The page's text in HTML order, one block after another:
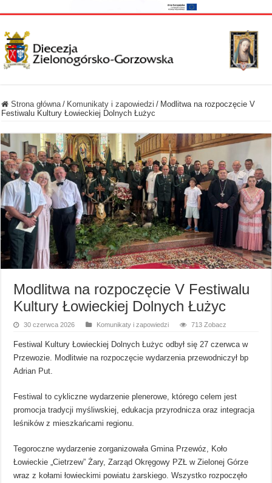
Strona główna / Komunikaty i zapowiedzi / Modlitwa na rozpoczęcie V
Festiwalu Kultury Łowieckiej Dolnych Łużyc
Modlitwa na rozpoczęcie V Festiwalu
Kultury Łowieckiej Dolnych Łużyc
30 czerwca 2026 Komunikaty i zapowiedzi 713 Zobacz
Festiwal Kultury Łowieckiej Dolnych Łużyc odbył się 27 czerwca w
Przewozie. Modlitwie na rozpoczęcie wydarzenia przewodniczył bp
Adrian Put.
Festiwal to cykliczne wydarzenie plenerowe, którego celem jest
promocja tradycji myśliwskiej, edukacja przyrodnicza oraz integracja
leśników z mieszkańcami regionu.
Tegoroczne wydarzenie zorganizowała Gmina Przewóz, Koło
Łowieckie „Cietrzew” Żary, Zarząd Okręgowy PZŁ w Zielonej Górze
wraz z kołami łowieckimi powiatu żarskiego. Wszystko rozpoczęło